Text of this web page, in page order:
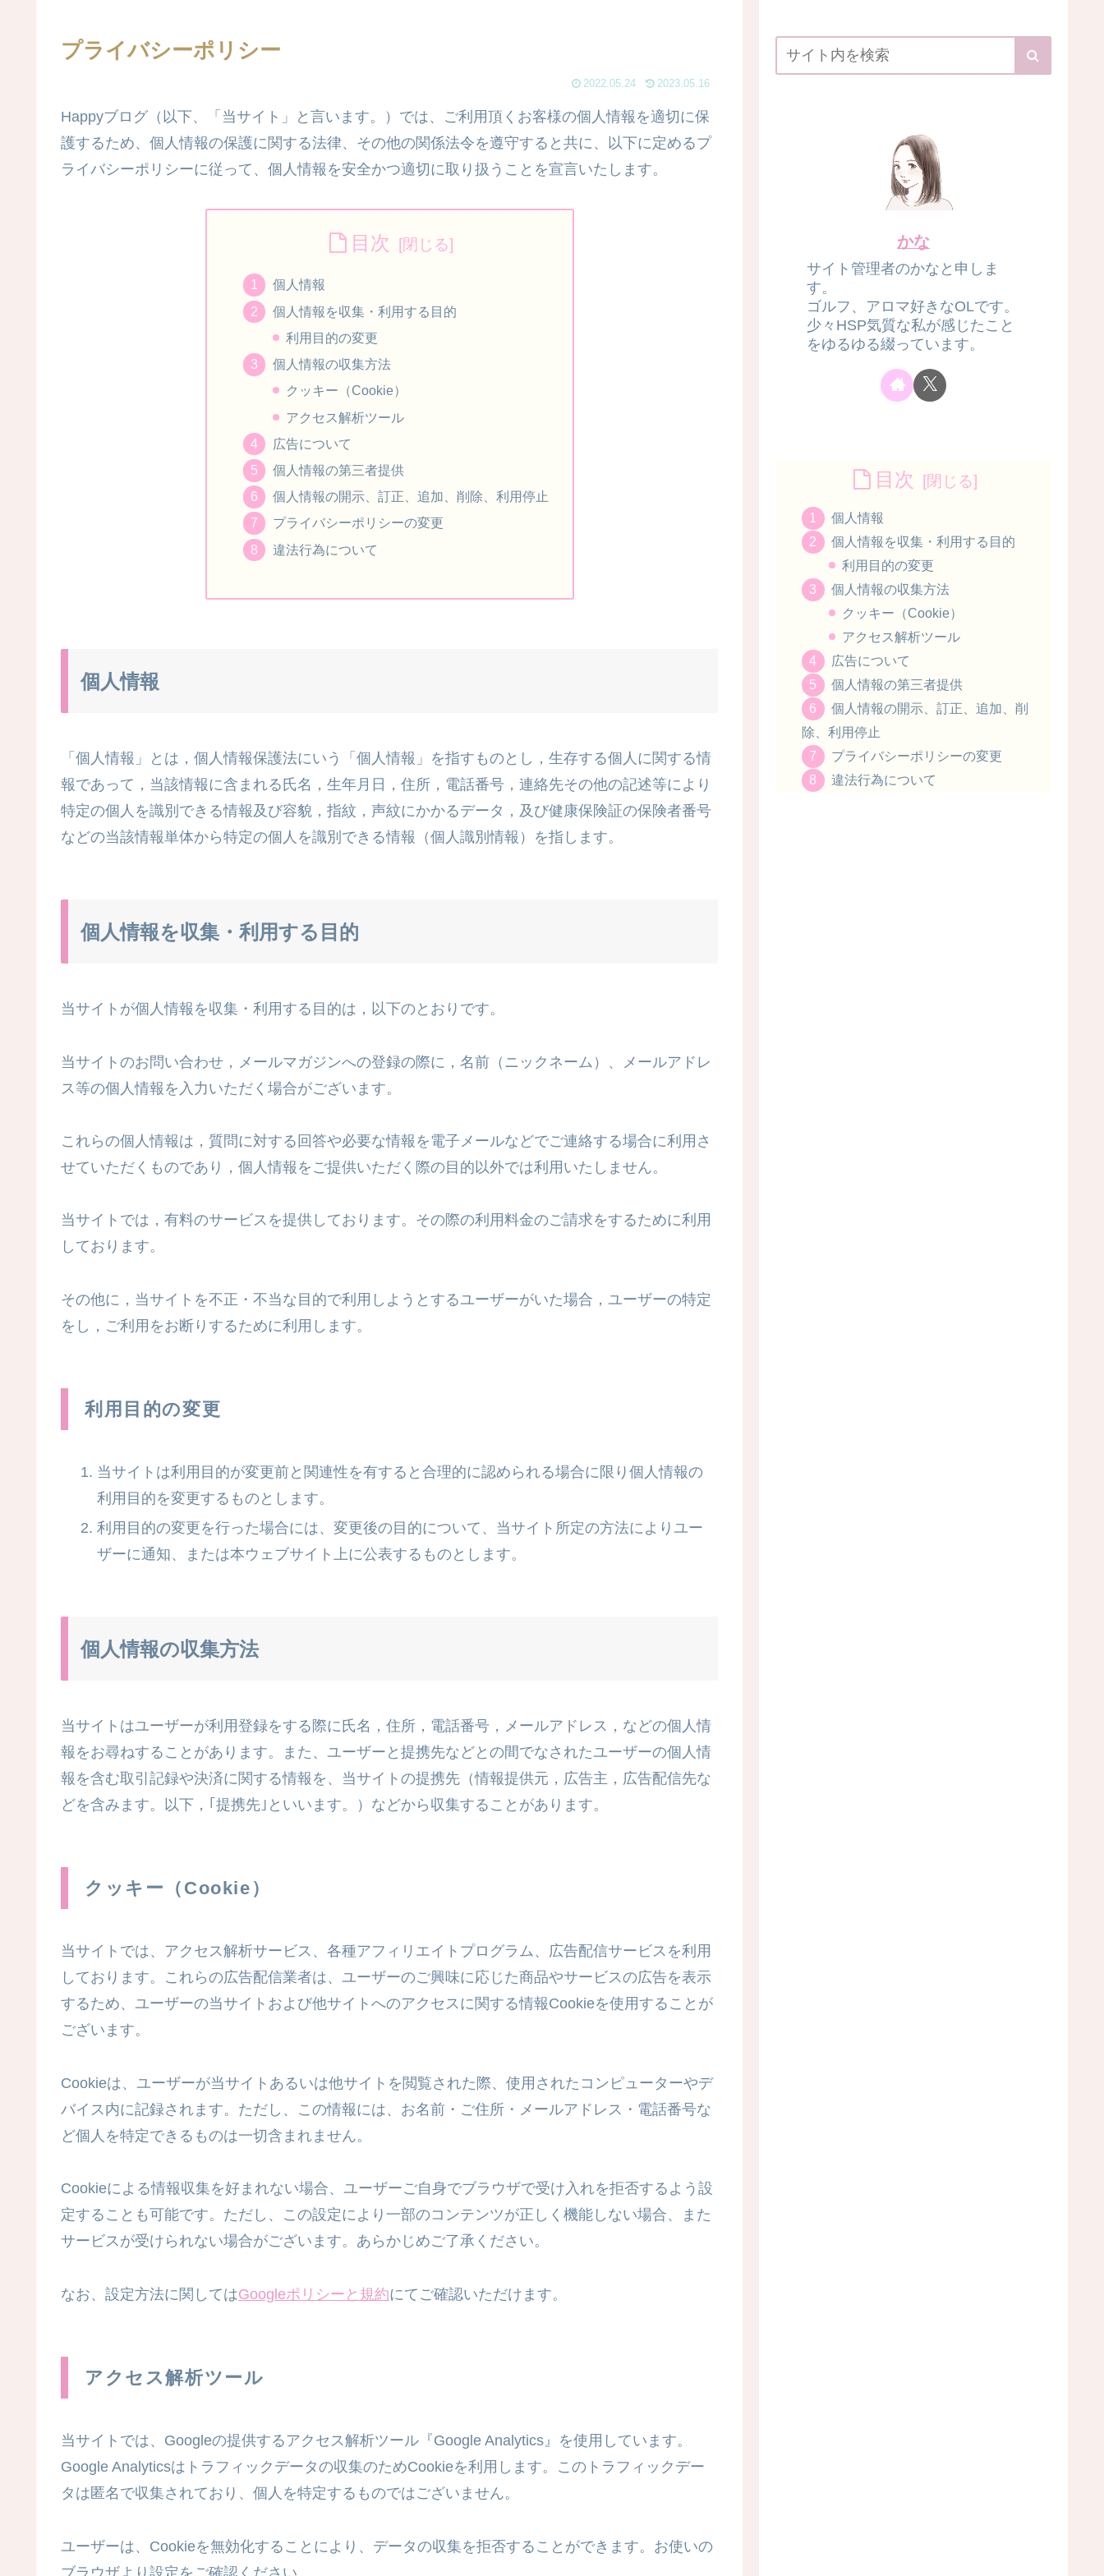
プライバシーポリシー
2022.05.24 2023.05.16
Happyブログ（以下、「当サイト」と言います。）では、ご利用頂くお客様の個人情報を適切に保
護するため、個人情報の保護に関する法律、その他の関係法令を遵守すると共に、以下に定めるプ
ライバシーポリシーに従って、個人情報を安全かつ適切に取り扱うことを宣言いたします。
目次
個人情報
個人情報を収集・利用する目的
利用目的の変更
個人情報の収集方法
クッキー（Cookie）
アクセス解析ツール
広告について
個人情報の第三者提供
個人情報の開示、訂正、追加、削除、利用停止
プライバシーポリシーの変更
違法行為について
個人情報
「個人情報」とは，個人情報保護法にいう「個人情報」を指すものとし，生存する個人に関する情
報であって，当該情報に含まれる氏名，生年月日，住所，電話番号，連絡先その他の記述等により
特定の個人を識別できる情報及び容貌，指紋，声紋にかかるデータ，及び健康保険証の保険者番号
などの当該情報単体から特定の個人を識別できる情報（個人識別情報）を指します。
個人情報を収集・利用する目的
当サイトが個人情報を収集・利用する目的は，以下のとおりです。
当サイトのお問い合わせ，メールマガジンへの登録の際に，名前（ニックネーム）、メールアドレ
ス等の個人情報を入力いただく場合がございます。
これらの個人情報は，質問に対する回答や必要な情報を電子メールなどでご連絡する場合に利用さ
せていただくものであり，個人情報をご提供いただく際の目的以外では利用いたしません。
当サイトでは，有料のサービスを提供しております。その際の利用料金のご請求をするために利用
しております。
その他に，当サイトを不正・不当な目的で利用しようとするユーザーがいた場合，ユーザーの特定
をし，ご利用をお断りするために利用します。
利用目的の変更
当サイトは利用目的が変更前と関連性を有すると合理的に認められる場合に限り個人情報の
利用目的を変更するものとします。
利用目的の変更を行った場合には、変更後の目的について、当サイト所定の方法によりユー
ザーに通知、または本ウェブサイト上に公表するものとします。
個人情報の収集方法
当サイトはユーザーが利用登録をする際に氏名，住所，電話番号，メールアドレス，などの個人情
報をお尋ねすることがあります。また、ユーザーと提携先などとの間でなされたユーザーの個人情
報を含む取引記録や決済に関する情報を、当サイトの提携先（情報提供元，広告主，広告配信先な
どを含みます。以下，｢提携先｣といいます。）などから収集することがあります。
クッキー（Cookie）
当サイトでは、アクセス解析サービス、各種アフィリエイトプログラム、広告配信サービスを利用
しております。これらの広告配信業者は、ユーザーのご興味に応じた商品やサービスの広告を表示
するため、ユーザーの当サイトおよび他サイトへのアクセスに関する情報Cookieを使用することが
ございます。
Cookieは、ユーザーが当サイトあるいは他サイトを閲覧された際、使用されたコンピューターやデ
バイス内に記録されます。ただし、この情報には、お名前・ご住所・メールアドレス・電話番号な
ど個人を特定できるものは一切含まれません。
Cookieによる情報収集を好まれない場合、ユーザーご自身でブラウザで受け入れを拒否するよう設
定することも可能です。ただし、この設定により一部のコンテンツが正しく機能しない場合、また
サービスが受けられない場合がございます。あらかじめご了承ください。
なお、設定方法に関してはGoogleポリシーと規約にてご確認いただけます。
アクセス解析ツール
当サイトでは、Googleの提供するアクセス解析ツール『Google Analytics』を使用しています。
Google Analyticsはトラフィックデータの収集のためCookieを利用します。このトラフィックデー
タは匿名で収集されており、個人を特定するものではございません。
ユーザーは、Cookieを無効化することにより、データの収集を拒否することができます。お使いの
ブラウザより設定をご確認ください。
かな
サイト管理者のかなと申しま
す。
ゴルフ、アロマ好きなOLです。
少々HSP気質な私が感じたこと
をゆるゆる綴っています。
目次
個人情報
個人情報を収集・利用する目的
利用目的の変更
個人情報の収集方法
クッキー（Cookie）
アクセス解析ツール
広告について
個人情報の第三者提供
個人情報の開示、訂正、追加、削
除、利用停止
プライバシーポリシーの変更
違法行為について